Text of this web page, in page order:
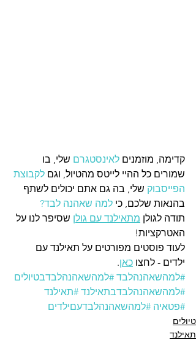
קדימה, מוזמנים לאינסטגרם שלי, בו
שמורים כל ההיי לייטס מהטיול, וגם לקבוצת
הפייסבוק שלי, בה גם אתם יכולים לשתף
בהנאות שלכם, כי למה שאהנה לבד?
תודה לגולן מתאילנד עם גולן שסיפר לנו על
האטרקציות!
לעוד פוסטים מפורטים על תאילנד עם
ילדים - לחצו כאן.
#למהשאהנהלבד #למהשאהנהלבדבטיולים
#למהשאהנהלבדבתאילנד #תאילנד
#פטאיה #למהשאהנהלבדעםילדים
טיולים
תאילנד